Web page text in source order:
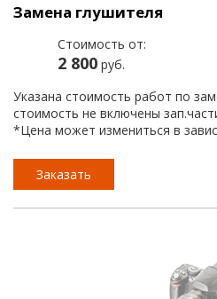
Замена глушителя
Стоимость от:
2 800 руб.
Указана стоимость работ по
стоимость не включены
*Цена может измениться в
Заказать